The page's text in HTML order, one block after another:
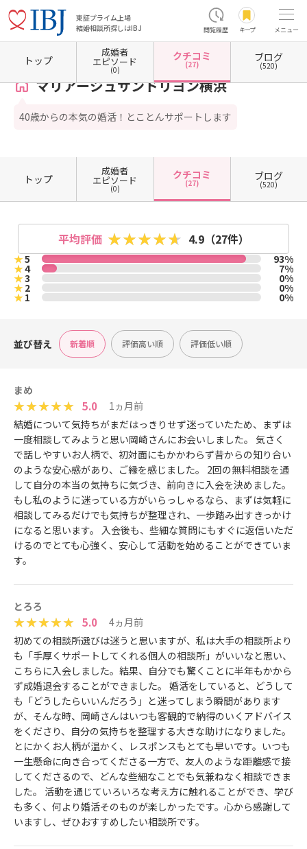
東証プライム上場
結婚相談所探しはIBJ
閲覧履歴 キープ メニュー
ホーム 神奈川県の結婚相談所 神奈川県横浜市 神奈川県横浜市西区 マリアージュサ
マリアージュサンドリヨン横浜
40歳からの本気の婚活！とことんサポートします
トップ
成婚者
エピソード
(0)
クチコミ
(27)
ブログ
(520)
トップ
成婚者
エピソード
(0)
クチコミ
(27)
ブログ
(520)
平均評価 4.9（27件）
★5 93%
★4 7%
★3 0%
★2 0%
★1 0%
並び替え 新着順 評価高い順 評価低い順
まめ
5.0
1ヵ月前
結婚について気持ちがまだはっきりせず迷っていたため、まずは
一度相談してみようと思い岡崎さんにお会いしました。 気さく
で話しやすいお人柄で、初対面にもかかわらず昔からの知り合い
のような安心感があり、ご縁を感じました。 2回の無料相談を通
して自分の本当の気持ちに気づき、前向きに入会を決めました。
もし私のように迷っている方がいらっしゃるなら、まずは気軽に
相談してみるだけでも気持ちが整理され、一歩踏み出すきっかけ
になると思います。 入会後も、些細な質問にもすぐに返信いただ
けるのでとても心強く、安心して活動を始めることができていま
す。
とろろ
5.0
4ヵ月前
初めての相談所選びは迷うと思いますが、私は大手の相談所より
も「手厚くサポートしてくれる個人の相談所」がいいなと思い、
こちらに入会しました。結果、自分でも驚くことに半年もかから
ず成婚退会することができました。 婚活をしていると、どうして
も「どうしたらいいんだろう」と迷ってしまう瞬間があります
が、そんな時、岡崎さんはいつも客観的で納得のいくアドバイス
をくださり、自分の気持ちを整理する大きな助けになりました。
とにかくお人柄が温かく、レスポンスもとても早いです。いつも
一生懸命に向き合ってくださる一方で、友人のような距離感で接
してくださるので、どんな些細なことでも気兼ねなく相談できま
した。 活動を通じていろいろな考え方に触れることができ、学び
も多く、何より婚活そのものが楽しかったです。心から感謝して
いますし、ぜひおすすめしたい相談所です。